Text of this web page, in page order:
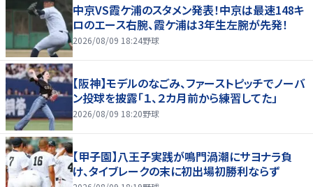
中京VS霞ケ浦のスタメン発表！中京は最速148キ
ロのエース右腕、霞ケ浦は3年生左腕が先発！
2026/08/09 18:24野球
【阪神】モデルのなごみ、ファーストピッチでノーバ
ン投球を披露「１、２カ月前から練習してた」
2026/08/09 18:20野球
【甲子園】八王子実践が鳴門渦潮にサヨナラ負
け、タイブレークの末に初出場初勝利ならず